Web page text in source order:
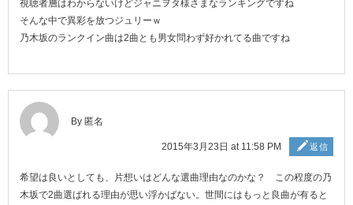
視聴者層はわからないけどジャニヲタ様さまなランキングですね
そんな中で異彩を放つジュリーｗ
乃木坂のランクイン曲は2曲とも男女問わず好かれてる曲ですね
By 匿名
2015年3月23日 at 11:58 PM 返信
希望は良いとしても、片想いはどんな選曲理由なのかな？ この程度の乃
木坂で2曲選ばれる理由が思い浮かばない。世間にはもっと良曲が有ると